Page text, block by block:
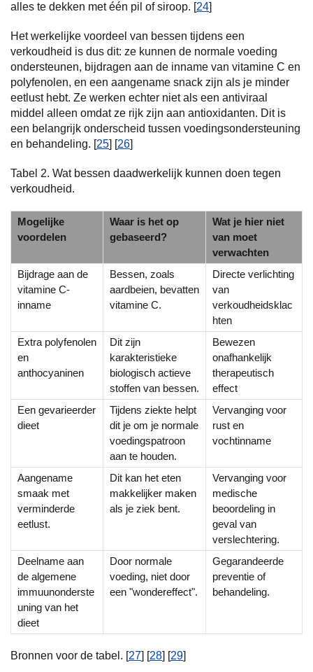
alles te dekken met één pil of siroop. [24]
Het werkelijke voordeel van bessen tijdens een
verkoudheid is dus dit: ze kunnen de normale voeding
ondersteunen, bijdragen aan de inname van vitamine C en
polyfenolen, en een aangename snack zijn als je minder
eetlust hebt. Ze werken echter niet als een antiviraal
middel alleen omdat ze rijk zijn aan antioxidanten. Dit is
een belangrijk onderscheid tussen voedingsondersteuning
en behandeling. [25] [26]
Tabel 2. Wat bessen daadwerkelijk kunnen doen tegen
verkoudheid.
Mogelijke
voordelen
Waar is het op
gebaseerd?
Wat je hier niet
van moet
verwachten
Bijdrage aan de
vitamine C-
inname
Bessen, zoals
aardbeien, bevatten
vitamine C.
Directe verlichting
van
verkoudheidsklac
hten
Extra polyfenolen
en
anthocyaninen
Dit zijn
karakteristieke
biologisch actieve
stoffen van bessen.
Bewezen
onafhankelijk
therapeutisch
effect
Een gevarieerder
dieet
Tijdens ziekte helpt
dit je om je normale
voedingspatroon
aan te houden.
Vervanging voor
rust en
vochtinname
Aangename
smaak met
verminderde
eetlust.
Dit kan het eten
makkelijker maken
als je ziek bent.
Vervanging voor
medische
beoordeling in
geval van
verslechtering.
Deelname aan
de algemene
immuunonderste
uning van het
dieet
Door normale
voeding, niet door
een "wondereffect".
Gegarandeerde
preventie of
behandeling.
Bronnen voor de tabel. [27] [28] [29]